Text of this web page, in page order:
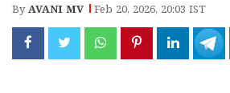
ByAVANI MV Feb 20, 2026, 20:03 IST